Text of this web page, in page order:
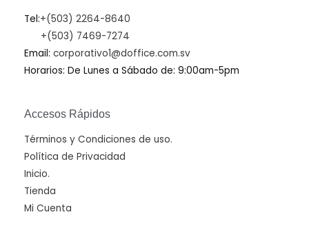
Tel:+(503) 2264-8640
+(503) 7469-7274
Email: corporativo1@doffice.com.sv
Horarios: De Lunes a Sábado de: 9:00am-5pm
Accesos Rápidos
Términos y Condiciones de uso.
Política de Privacidad
Inicio.
Tienda
Mi Cuenta